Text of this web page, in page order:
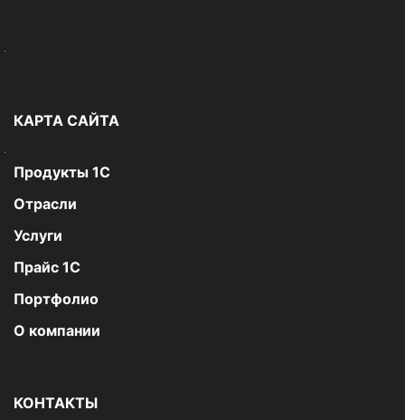
КАРТА САЙТА
Продукты 1С
Отрасли
Услуги
Прайс 1С
Портфолио
О компании
КОНТАКТЫ